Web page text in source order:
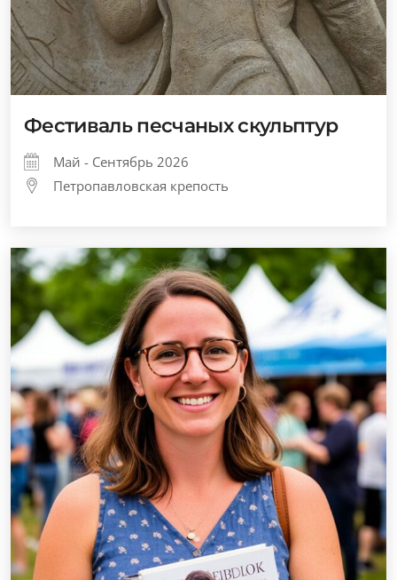
Фестиваль песчаных скульптур
Май - Сентябрь 2026
Петропавловская крепость